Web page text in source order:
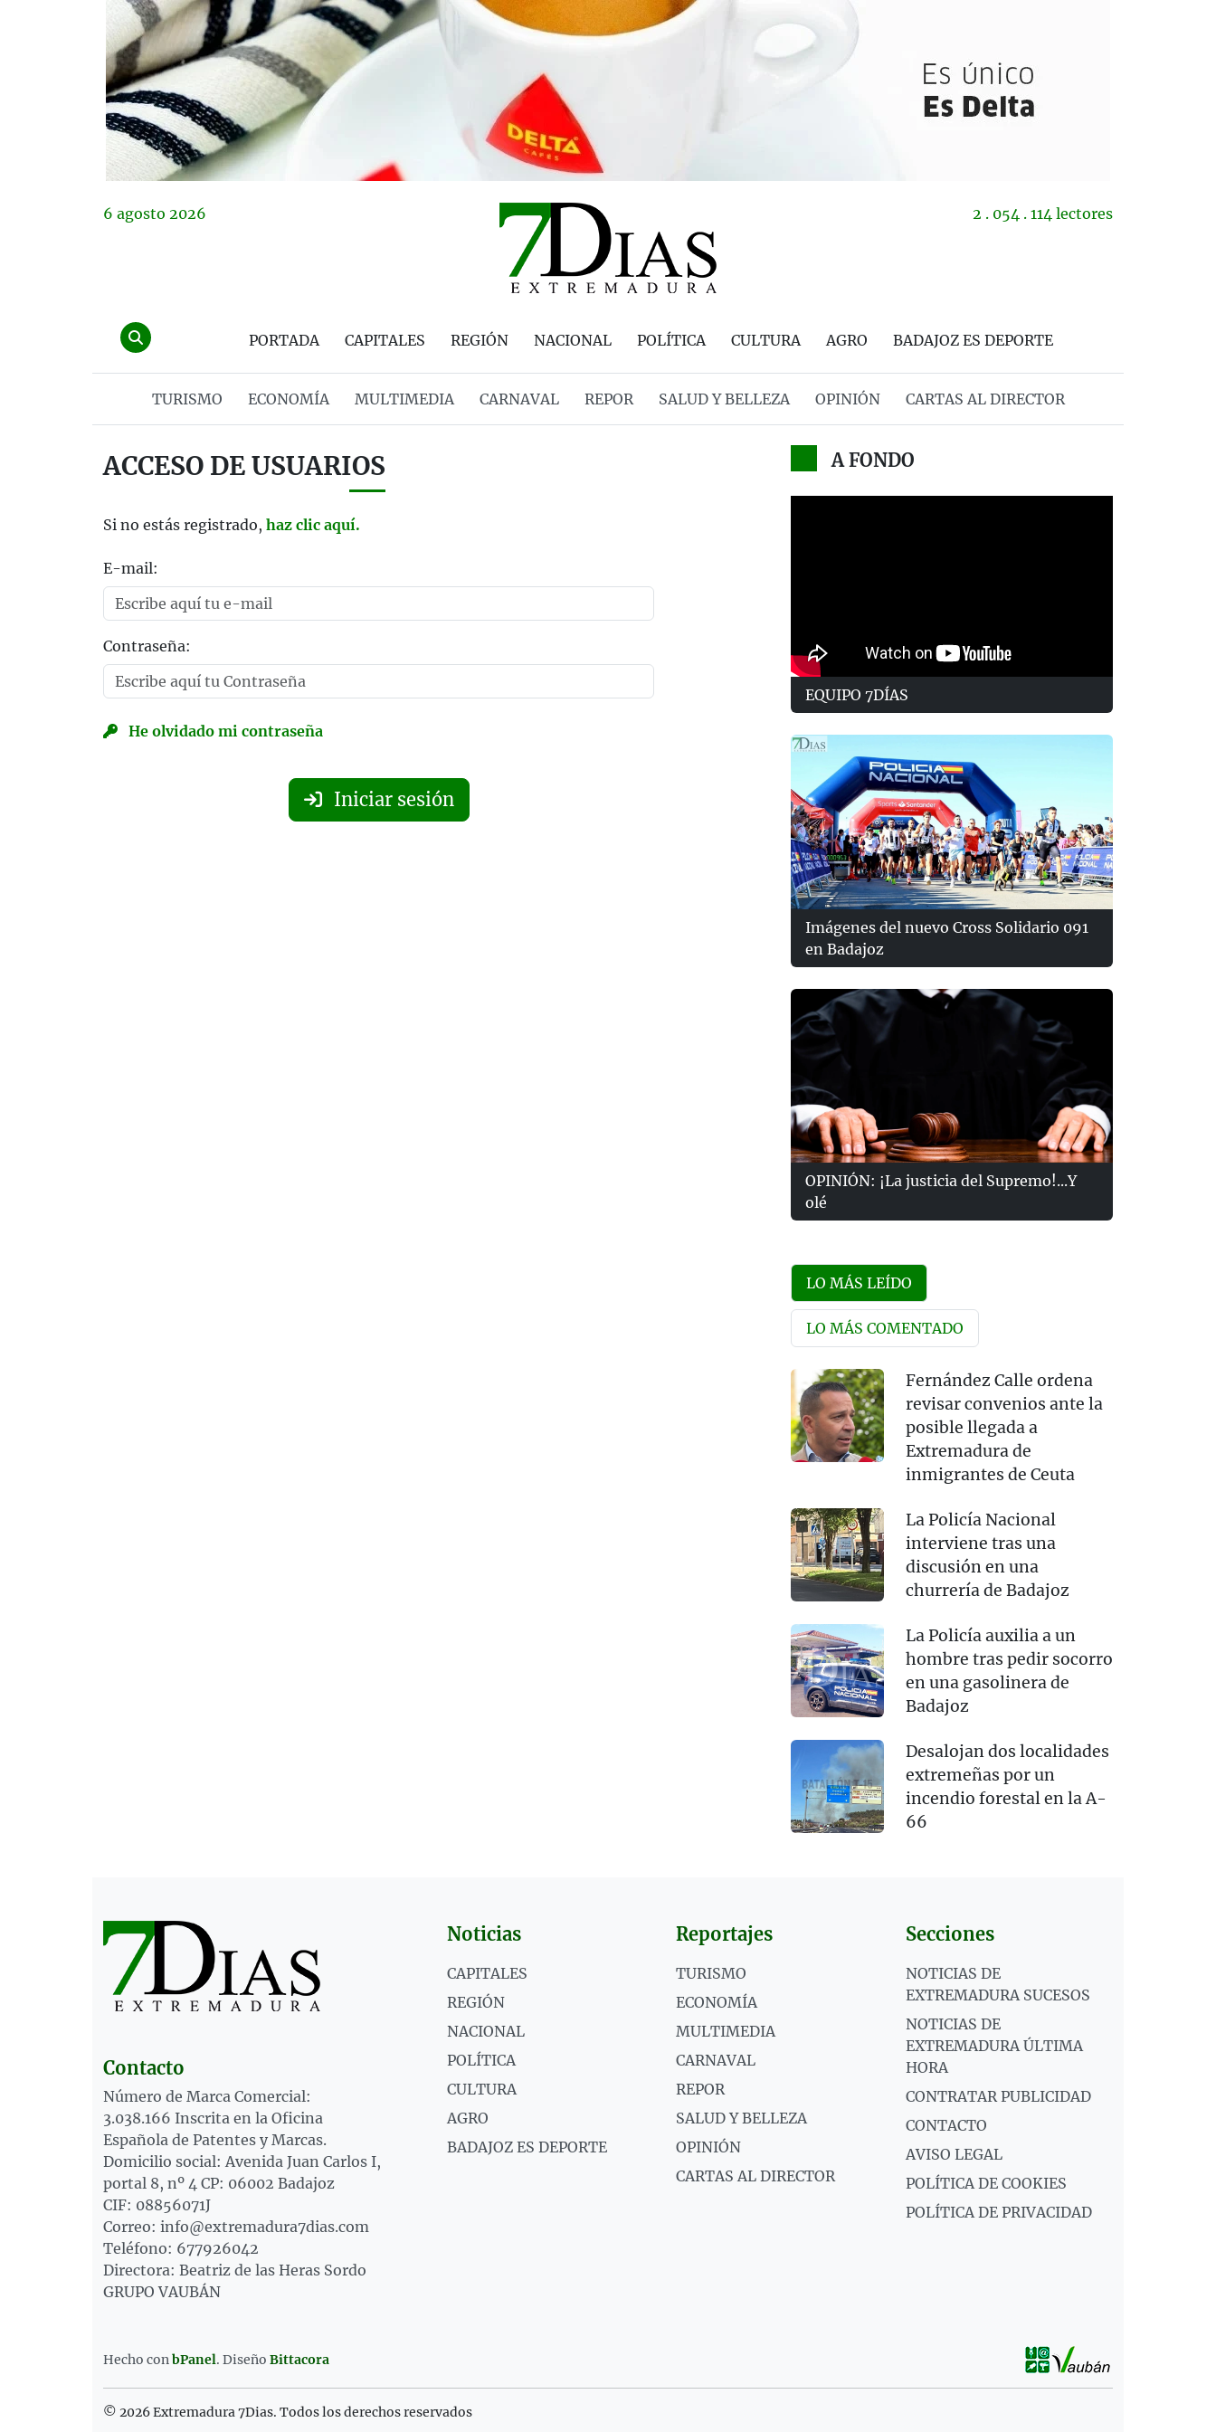
6 agosto 2026 2 . 054 . 114 lectores
PORTADA CAPITALES REGIÓN NACIONAL POLÍTICA CULTURA AGRO BADAJOZ ES DEPORTE
TURISMO ECONOMÍA MULTIMEDIA CARNAVAL REPOR SALUD Y BELLEZA OPINIÓN CARTAS AL DIRECTOR
ACCESO DE USUARIOS
Si no estás registrado, haz clic aquí.
E-mail:
Contraseña:
He olvidado mi contraseña
Iniciar sesión
A FONDO
EQUIPO 7DÍAS
Imágenes del nuevo Cross Solidario 091
en Badajoz
OPINIÓN: ¡La justicia del Supremo!...Y
olé
LO MÁS LEÍDO
LO MÁS COMENTADO
Fernández Calle ordena
revisar convenios ante la
posible llegada a
Extremadura de
inmigrantes de Ceuta
La Policía Nacional
interviene tras una
discusión en una
churrería de Badajoz
La Policía auxilia a un
hombre tras pedir socorro
en una gasolinera de
Badajoz
Desalojan dos localidades
extremeñas por un
incendio forestal en la A-
66
Contacto
Número de Marca Comercial:
3.038.166 Inscrita en la Oficina
Española de Patentes y Marcas.
Domicilio social: Avenida Juan Carlos I,
portal 8, nº 4 CP: 06002 Badajoz
CIF: 08856071J
Correo: info@extremadura7dias.com
Teléfono: 677926042
Directora: Beatriz de las Heras Sordo
GRUPO VAUBÁN
Noticias
CAPITALES
REGIÓN
NACIONAL
POLÍTICA
CULTURA
AGRO
BADAJOZ ES DEPORTE
Reportajes
TURISMO
ECONOMÍA
MULTIMEDIA
CARNAVAL
REPOR
SALUD Y BELLEZA
OPINIÓN
CARTAS AL DIRECTOR
Secciones
NOTICIAS DE
EXTREMADURA SUCESOS
NOTICIAS DE
EXTREMADURA ÚLTIMA
HORA
CONTRATAR PUBLICIDAD
CONTACTO
AVISO LEGAL
POLÍTICA DE COOKIES
POLÍTICA DE PRIVACIDAD
Hecho con bPanel. Diseño Bittacora
© 2026 Extremadura 7Dias. Todos los derechos reservados